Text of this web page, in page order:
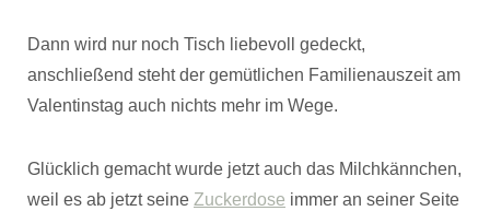
Dann wird nur noch Tisch liebevoll gedeckt,
anschließend steht der gemütlichen Familienauszeit am
Valentinstag auch nichts mehr im Wege.
Glücklich gemacht wurde jetzt auch das Milchkännchen,
weil es ab jetzt seine Zuckerdose immer an seiner Seite